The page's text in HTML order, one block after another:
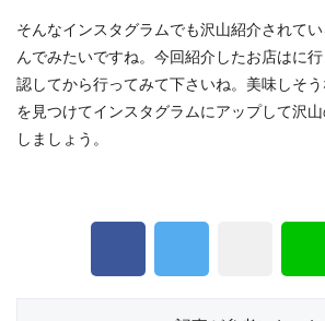
そんなインスタグラムでも沢山紹介されて
んでみたいですね。今回紹介したお店はに
認してから行ってみて下さいね。美味しそ
を見つけてインスタグラムにアップして沢
しましょう。